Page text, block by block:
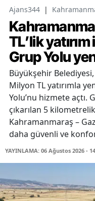
Ajans344 |
TL’lik
Grup Yolu
Büyükşehir
Milyon TL yatırımla
Yolu’nu hizmete
çıkarılan 5
Kahramanmaraş –
daha güvenli ve
YAYINLAMA: 06 Ağustos 2026 -